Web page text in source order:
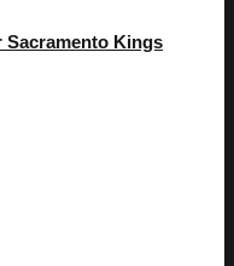
Sacramento Kings